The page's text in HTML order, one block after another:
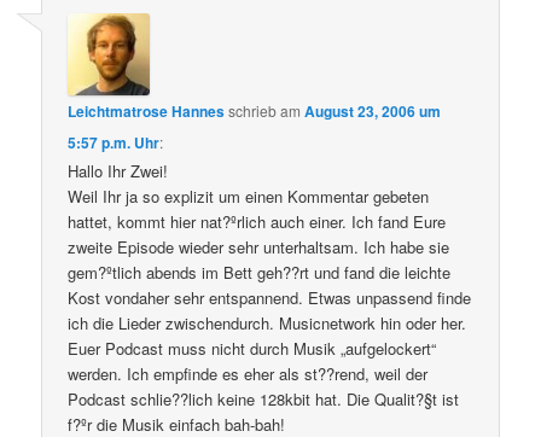
Leichtmatrose HannesschriebamAugust 23, 2006 um
5:57 p.m. Uhr:
Hallo Ihr Zwei!
Weil Ihr ja so explizit um einen Kommentar gebeten
hattet, kommt hier nat?ºrlich auch einer. Ich fand Eure
zweite Episode wieder sehr unterhaltsam. Ich habe sie
gem?ºtlich abends im Bett geh??rt und fand die leichte
Kost vondaher sehr entspannend. Etwas unpassend finde
ich die Lieder zwischendurch. Musicnetwork hin oder her.
Euer Podcast muss nicht durch Musik „aufgelockert“
werden. Ich empfinde es eher als st??rend, weil der
Podcast schlie??lich keine 128kbit hat. Die Qualit?§t ist
f?ºr die Musik einfach bah-bah!